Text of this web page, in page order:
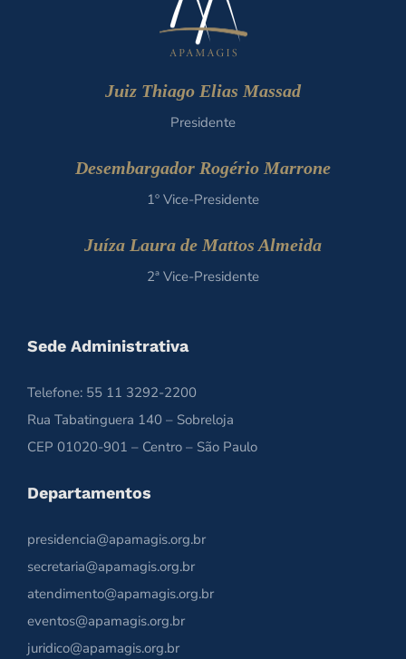
Juiz Thiago Elias Massad
Presidente
Desembargador Rogério Marrone
1º Vice-Presidente
Juíza Laura de Mattos Almeida
2ª Vice-Presidente
Sede Administrativa
Telefone: 55 11 3292-2200
Rua Tabatinguera 140 – Sobreloja
CEP 01020-901 – Centro – São Paulo
Departamentos
presidencia@apamagis.org.br
secretaria@apamagis.org.br
atendimento@apamagis.org.br
eventos@apamagis.org.br
juridico@apamagis.org.br